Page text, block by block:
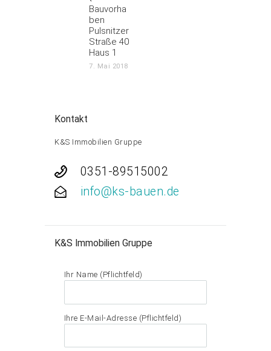
Bauvorha
ben
Pulsnitzer
Straße 40
Haus 1
7. Mai 2018
Kontakt
K&S Immobilien Gruppe
0351-89515002
info@ks-bauen.de
K&S Immobilien Gruppe
Ihr Name (Pflichtfeld)
Ihre E-Mail-Adresse (Pflichtfeld)